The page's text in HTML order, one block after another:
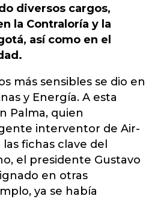
diversos cargos,
la Contraloría y la
así como en el
más sensibles se dio en
y Energía. A esta
Palma, quien
interventor de Air-
fichas clave del
el presidente Gustavo
en otras
ya se había